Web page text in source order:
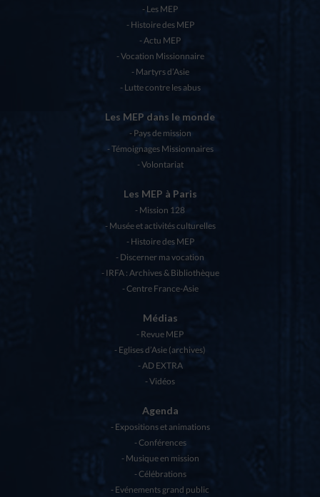
Les MEP
Histoire des MEP
Actu MEP
Vocation Missionnaire
Martyrs d’Asie
Lutte contre les abus
Les MEP dans le monde
Pays de mission
Témoignages Missionnaires
Volontariat
Les MEP à Paris
Mission 128
Musée et activités culturelles
Histoire des MEP
Discerner ma vocation
IRFA : Archives & Bibliothèque
Centre France-Asie
Médias
Revue MEP
Eglises d’Asie (archives)
AD EXTRA
Vidéos
Agenda
Expositions et animations
Conférences
Musique en mission
Célébrations
Evénements grand public